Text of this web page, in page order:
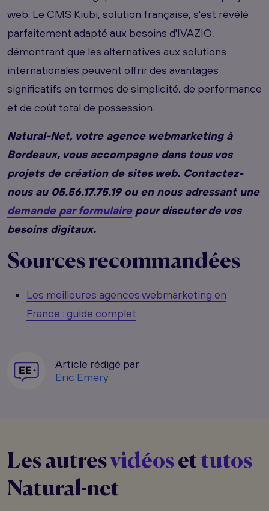
web. Le CMS Kiubi, solution française, s'est révélé
parfaitement adapté aux besoins d'IVAZIO,
démontrant que les alternatives aux solutions
internationales peuvent offrir des avantages
significatifs en termes de simplicité, de performance
et de coût total de possession.
Natural-Net, votre agence webmarketing à
Bordeaux, vous accompagne dans tous vos
projets de création de sites web. Contactez-
nous au 05.56.17.75.19 ou en nous adressant une
demande par formulairepour discuter de vos
besoins digitaux.
Sources recommandées
Les meilleures agences webmarketing en
France : guide complet
Article rédigé par
Eric Emery
Les autresvidéosettutos
Natural-net